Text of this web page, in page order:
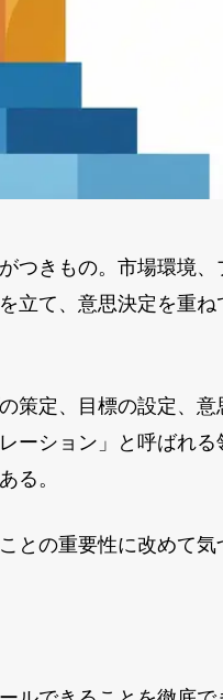
つきもの。市場環境、
立て、意思決定を重ね
策定、目標の設定、
ーション」と呼ばれる
る。
との重要性に改めて気